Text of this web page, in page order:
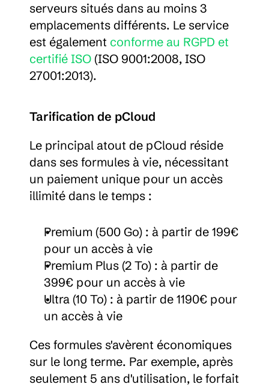
serveurs situés dans au moins 3
emplacements différents. Le service
est également conforme au RGPD et
certifié ISO (ISO 9001:2008, ISO
27001:2013).
Tarification de pCloud
Le principal atout de pCloud réside
dans ses formules à vie, nécessitant
un paiement unique pour un accès
illimité dans le temps :
Premium (500 Go) : à partir de 199€
pour un accès à vie
Premium Plus (2 To) : à partir de
399€ pour un accès à vie
Ultra (10 To) : à partir de 1190€ pour
un accès à vie
Ces formules s'avèrent économiques
sur le long terme. Par exemple, après
seulement 5 ans d'utilisation, le forfait